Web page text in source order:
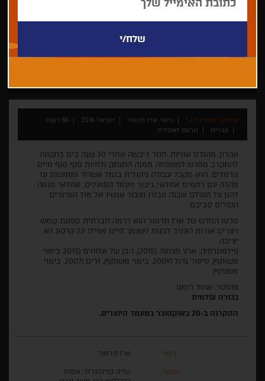
ארכיון - פסטיבל 32 בימוי: ארז תדמור ישראל 2016
86 דקות
עברית
תרגום לאנגלית
אהרון, מהנדס אוניות, חוזר ליבשה אחרי 30 שנה בים בתקווה
להתקרב מחדש למשפחה ממנה התנתק ולחיות סוף סוף חיים
נורמלים. הוא מקבל עבודה ניהולית בנמל אשדוד ומתעמת עד
מהרה עם רחמים אזולאי, גיבור מעמד הפועלים. אזולאי מנסה
להגן על העולם שבנה עבורו ועבור אנשיו אל מול השינויים
הקורים סביבם.
סרטו החדש של ארז תדמור הוא דרמה חברתית ספוגת שמש
ויצרים אודות הצורך לבנות לעצמך חיים אפילו על קרקע לא
יציבה.
פילמוגרפיה: ארץ פצועה (2015), הבן של אלוהים (2013 בימוי
משותף), סיפור גדול (2009, בימוי משותף), זרים (2007, בימוי
משותף).
פוסטר: אהוד רומנו
בכורה עולמית
ההקרנה ב-20 באוקטובר במעמד היוצרים.
בימוי ארז תדמור
הפקה
טליה קלינהנדלר, אסנת